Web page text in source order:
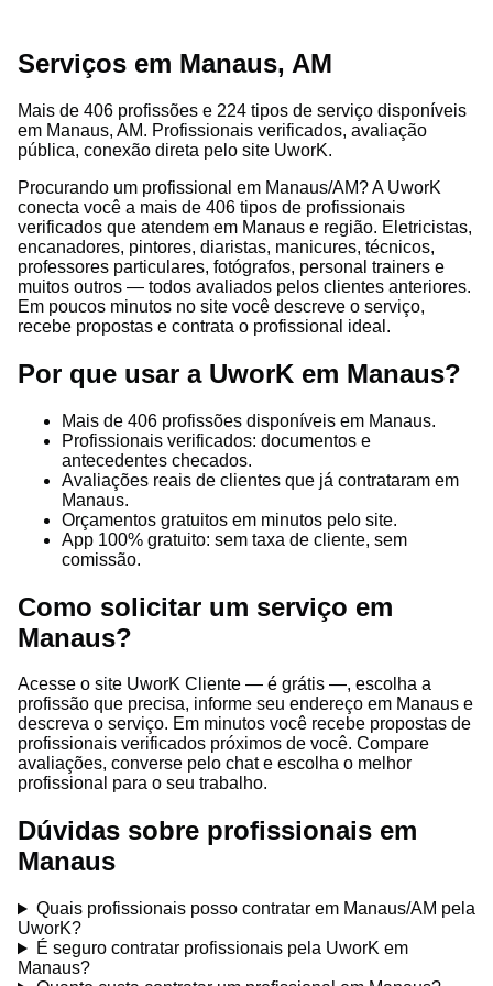
Serviços em Manaus, AM
Mais de 406 profissões e 224 tipos de serviço disponíveis
em Manaus, AM. Profissionais verificados, avaliação
pública, conexão direta pelo site UworK.
Procurando um profissional em Manaus/AM? A UworK
conecta você a mais de 406 tipos de profissionais
verificados que atendem em Manaus e região. Eletricistas,
encanadores, pintores, diaristas, manicures, técnicos,
professores particulares, fotógrafos, personal trainers e
muitos outros — todos avaliados pelos clientes anteriores.
Em poucos minutos no site você descreve o serviço,
recebe propostas e contrata o profissional ideal.
Por que usar a UworK em Manaus?
Mais de 406 profissões disponíveis em Manaus.
Profissionais verificados: documentos e
antecedentes checados.
Avaliações reais de clientes que já contrataram em
Manaus.
Orçamentos gratuitos em minutos pelo site.
App 100% gratuito: sem taxa de cliente, sem
comissão.
Como solicitar um serviço em
Manaus?
Acesse o site UworK Cliente — é grátis —, escolha a
profissão que precisa, informe seu endereço em Manaus e
descreva o serviço. Em minutos você recebe propostas de
profissionais verificados próximos de você. Compare
avaliações, converse pelo chat e escolha o melhor
profissional para o seu trabalho.
Dúvidas sobre profissionais em
Manaus
Quais profissionais posso contratar em Manaus/AM pela
UworK?
É seguro contratar profissionais pela UworK em
Manaus?